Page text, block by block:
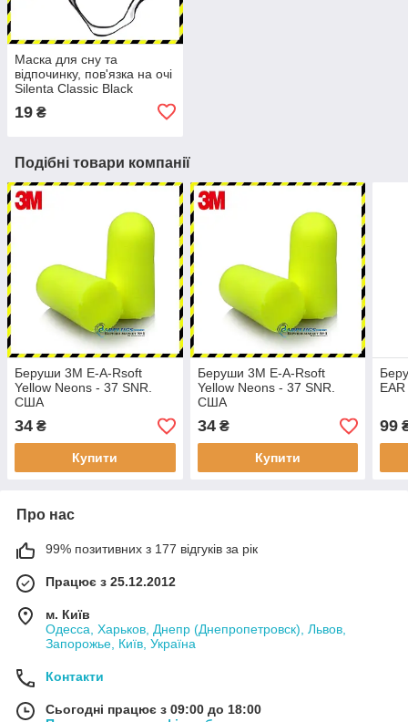
Маска для сну та
відпочинку, пов'язка на очі
Silenta Classic Black
19 ₴
Подібні товари компанії
Беруши 3M E-A-Rsoft
Yellow Neons - 37 SNR.
США
34 ₴
Купити
Беруши 3M E-A-Rsoft
Yellow Neons - 37 SNR.
США
34₴
Купити
99
Про нас
99% позитивних з 177 відгуків за рік
Працює з 25.12.2012
м. Київ
Одесса, Харьков, Днепр (Днепропетровск), Львов,
Запорожье, Київ, Україна
Контакти
Сьогодні працює з 09:00 до 18:00